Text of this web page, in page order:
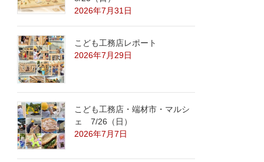
2026年7月31日
こども工務店レポート
2026年7月29日
こども工務店・端材市・マルシ
ェ 7/26（日）
2026年7月7日